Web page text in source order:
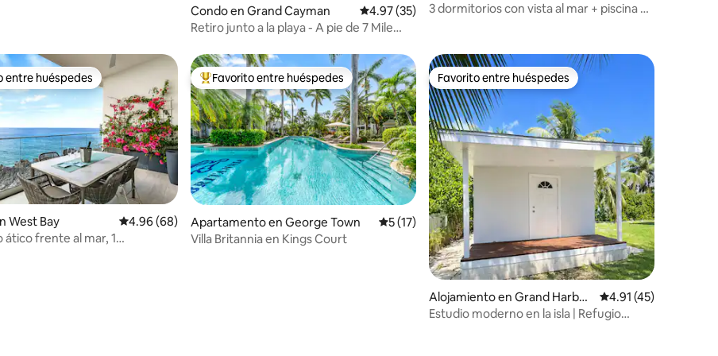
Condo en Grand Cayman Calificación promedio: 4.97 de 5, 35 reseñas
4.97 (35)
Retiro junto a la playa - A pie de 7 Mile
ch
3 dormitorios con vista al mar + piscina en
de 5, 70 reseñas
entre huéspedes
entre huéspedes
West Bay Calificación promedio: 4.96 de 5, 68 reseñas
4.96 (68)
ático frente al mar, 1
Favorito entre huéspedes preferido
Favorito entre huéspedes
Apartamento en George Town Calificación promedio: 5 de 5, 17 reseñas
5 (17)
Villa Britannia en Kings Court
Favorito entre huéspedes
Favorito entre huéspedes
Alojamiento en Grand Harbou
r
Calificación
4.91 (45)
Estudio moderno en la isla | Refugio